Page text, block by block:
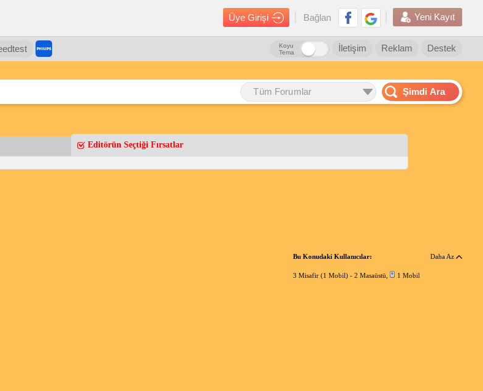
Üye Girişi Bağlan Yeni Kayıt
Destek
Reklam
İletişim
Koyu
Tema
Tüm Forumlar Şimdi Ara
Editörün Seçtiği Fırsatlar
Bu Konudaki Kullanıcılar: Daha Az
3 Misafir (1 Mobil) - 2 Masaüstü 1 Mobil